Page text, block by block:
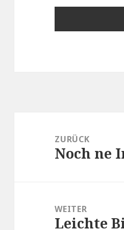
ZURÜCK
Vorheriger
Noch ne
WEITER
Nächster
Leichte